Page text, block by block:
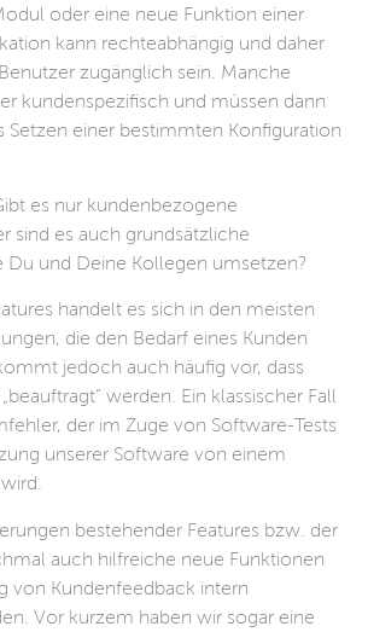
oder eine neue Funktion einer
kann rechteabhängig und daher
zugänglich sein. Manche
kundenspezifisch und müssen dann
Setzen einer bestimmten Konfiguration
es nur kundenbezogene
sind es auch grundsätzliche
Du und Deine Kollegen umsetzen?
handelt es sich in den meisten
die den Bedarf eines Kunden
jedoch auch häufig vor, dass
werden. Ein klassischer Fall
der im Zuge von Software-Tests
unserer Software von einem
bestehender Features bzw. der
auch hilfreiche neue Funktionen
von Kundenfeedback intern
Vor kurzem haben wir sogar eine